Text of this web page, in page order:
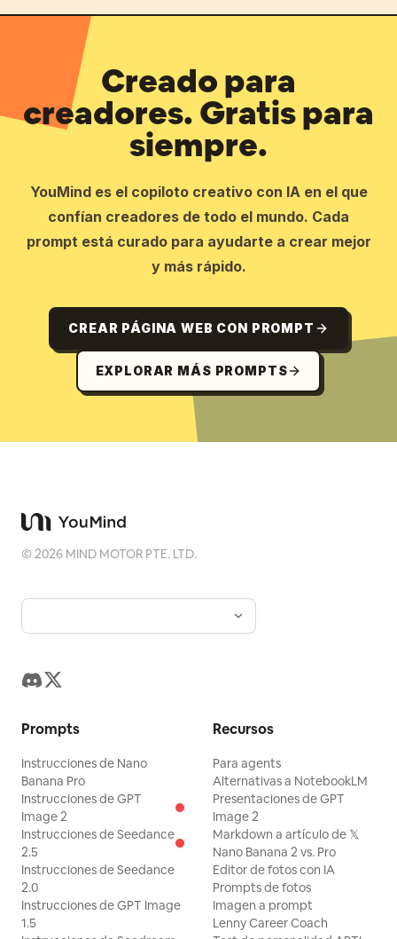
Creado para
creadores. Gratis para
siempre.
YouMind es el copiloto creativo con IA en el que
confían creadores de todo el mundo. Cada
prompt está curado para ayudarte a crear mejor
y más rápido.
CREAR PÁGINA WEB CON PROMPT
EXPLORAR MÁS PROMPTS
©2026 MIND MOTOR PTE. LTD.
Prompts
Instrucciones de Nano
Banana Pro
Instrucciones de GPT
Image 2
Instrucciones de Seedance
2.5
Instrucciones de Seedance
2.0
Instrucciones de GPT Image
1.5
Recursos
Para agents
Alternativas a NotebookLM
Presentaciones de GPT
Image 2
Markdown a artículo de 𝕏
Nano Banana 2 vs. Pro
Editor de fotos con IA
Prompts de fotos
Imagen a prompt
Lenny Career Coach